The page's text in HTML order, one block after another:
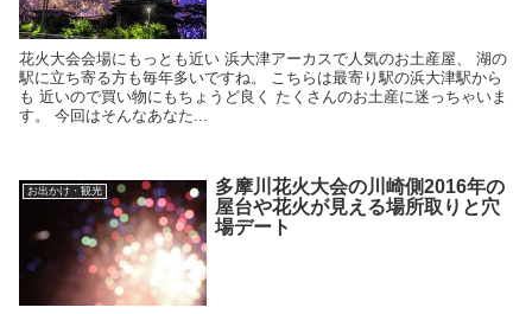
花火大会会場にもっとも近い 浜大津アーカスで人気のお土産屋、 湖の
駅に立ち寄る方も毎年多いですね。 こちらは最寄り駅の浜大津駅から
も 近いので買い物にもちょうど良く たくさんのお土産に迷っちゃいま
す。 今回はそんなあなた...
お出かけ・観光
多摩川花火大会の川崎側2016年の
屋台や花火が見える場所取りと穴
場デート